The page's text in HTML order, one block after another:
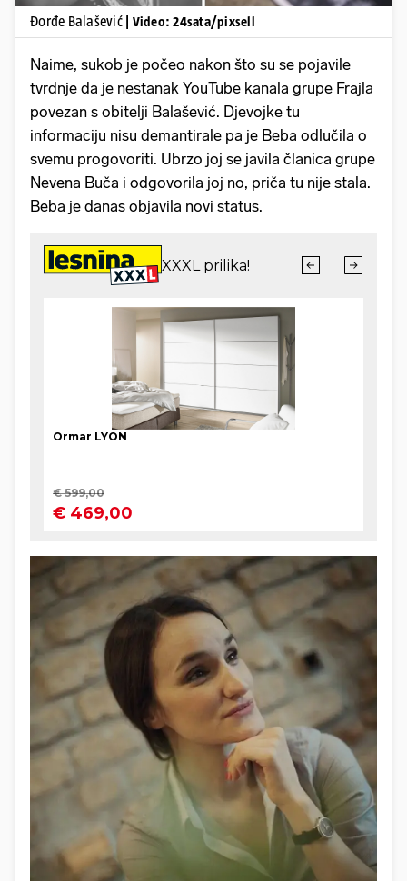
Đorđe Balašević | Video: 24sata/pixsell
Naime, sukob je počeo nakon što su se pojavile
tvrdnje da je nestanak YouTube kanala grupe Frajla
povezan s obitelji Balašević. Djevojke tu
informaciju nisu demantirale pa je Beba odlučila o
svemu progovoriti. Ubrzo joj se javila članica grupe
Nevena Buča i odgovorila joj no, priča tu nije stala.
Beba je danas objavila novi status.